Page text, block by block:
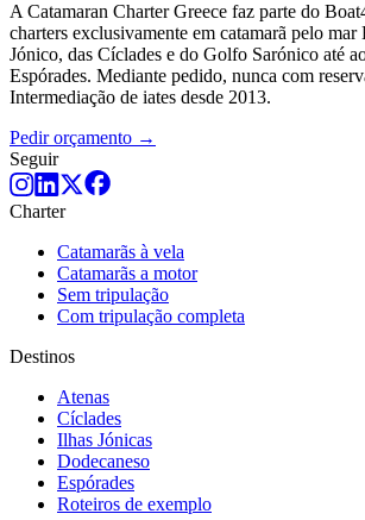
A Catamaran Charter Greece faz parte do
charters exclusivamente em catamarã pelo mar
Jónico, das Cíclades e do Golfo Sarónico até
Espórades. Mediante pedido, nunca com
Intermediação de iates desde 2013.
Pedir orçamento →
Seguir
Charter
Catamarãs à vela
Catamarãs a motor
Sem tripulação
Com tripulação completa
Destinos
Atenas
Cíclades
Ilhas Jónicas
Dodecaneso
Espórades
Roteiros de exemplo